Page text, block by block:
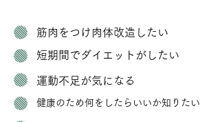
筋肉をつけ肉体改造したい
​短期間でダイエットがしたい
運動不足が気になる
​健康のため何をしたらいいか知りたい